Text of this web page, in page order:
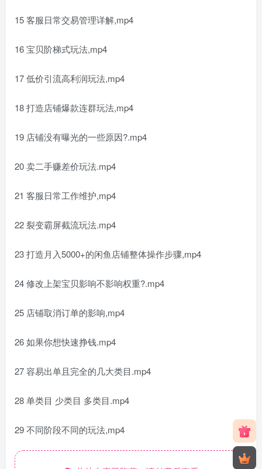
15 客服日常交易管理详解,mp4
16 宝贝阶梯式玩法,mp4
17 低价引流高利润玩法,mp4
18 打造店铺爆款连群玩法,mp4
19 店铺没有曝光的一些原因?.mp4
20 卖二手赚差价玩法.mp4
21 客服日常工作维护,mp4
22 裂变霸屏截流玩法.mp4
23 打造月入5000+的闲鱼店铺整体操作步骤,mp4
24 修改上架宝贝影响不影响权重?.mp4
25 店铺取消订单的影响,mp4
26 如果你想快速挣钱.mp4
27 容易出单且完全的几大类目.mp4
28 单类目 少类目 多类目.mp4
29 不同阶段不同的玩法,mp4